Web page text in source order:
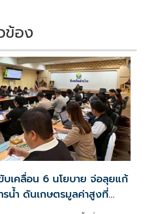
ข้อง
บเคลื่อน 6 นโยบาย จ่อลุยแก้
น้ำ ดันเกษตรมูลค่าสูงที่